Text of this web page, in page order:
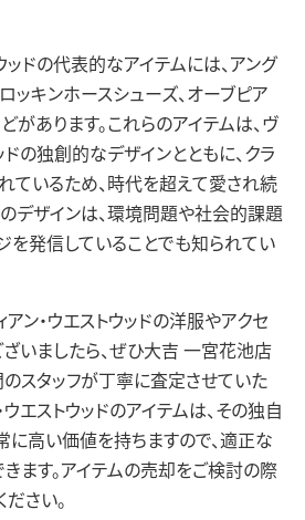
ッドの代表的なアイテムには、アング
ッキンホースシューズ、オーブピア
があります。これらのアイテムは、ヴ
ドの独創的なデザインとともに、クラ
ているため、時代を超えて愛され続
のデザインは、環境問題や社会的課題
を発信していることでも知られてい
ン・ウエストウッドの洋服やアクセ
ざいましたら、ぜひ大吉 一宮花池店
のスタッフが丁寧に査定させていた
ウエストウッドのアイテムは、その独自
に高い価値を持ちますので、適正な
ます。アイテムの売却をご検討の際
さい。